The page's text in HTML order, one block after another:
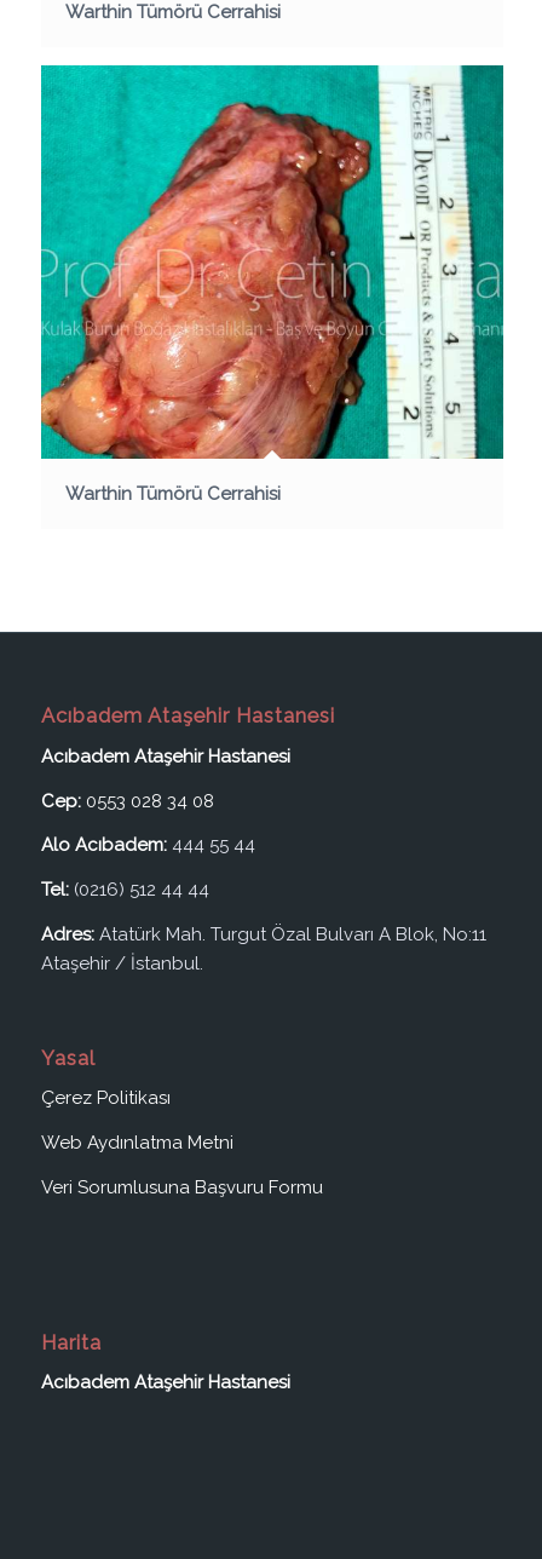
Warthin Tümörü Cerrahisi
Warthin Tümörü Cerrahisi
Acıbadem Ataşehir Hastanesi
Acıbadem Ataşehir Hastanesi
Cep: 0553 028 34 08
Alo Acıbadem:444 55 44
Tel:(0216) 512 44 44
Adres:Atatürk Mah. Turgut Özal Bulvarı A Blok, No:11
Ataşehir / İstanbul.
Yasal
Çerez Politikası
Web Aydınlatma Metni
Veri Sorumlusuna Başvuru Formu
Harita
Acıbadem Ataşehir Hastanesi